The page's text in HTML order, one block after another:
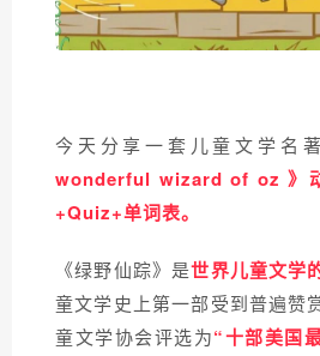
今天分享一套儿童文学名著
wonderful wizard of oz 》
+Quiz+单词表。
《绿野仙踪》是世界儿童文学
童文学史上第一部受到普遍赞
童文学协会评选为“十部美国